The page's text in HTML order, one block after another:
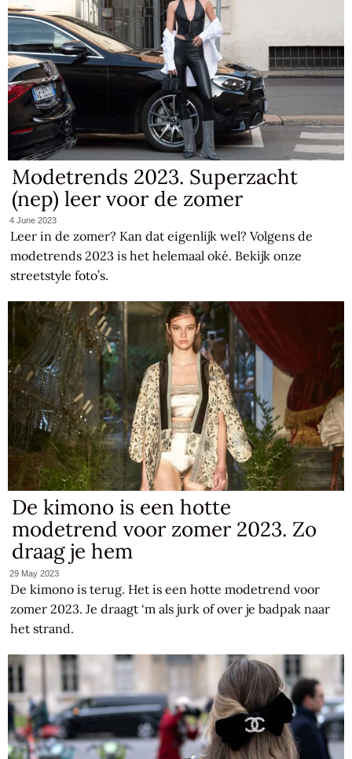
Modetrends 2023. Superzacht
(nep) leer voor de zomer
4 June 2023
Leer in de zomer? Kan dat eigenlijk wel? Volgens de
modetrends 2023 is het helemaal oké. Bekijk onze
streetstyle foto’s.
De kimono is een hotte
modetrend voor zomer 2023. Zo
draag je hem
29 May 2023
De kimono is terug. Het is een hotte modetrend voor
zomer 2023. Je draagt ‘m als jurk of over je badpak naar
het strand.